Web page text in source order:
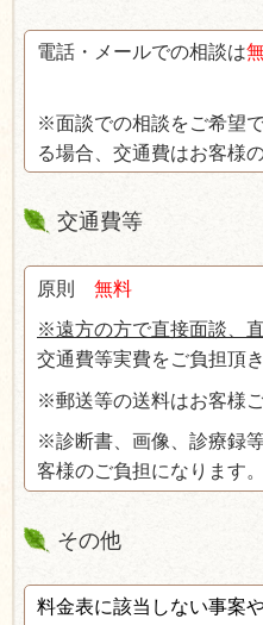
電話・メールでの相談は
※面談での相談をご希望
る場合、交通費はお客様
交通費等
原則 無料
※遠方の方で直接面談、
交通費等実費をご負担頂き
※郵送等の送料はお客様
※診断書、画像、診療録
客様のご負担になります。
その他
料金表に該当しない事案